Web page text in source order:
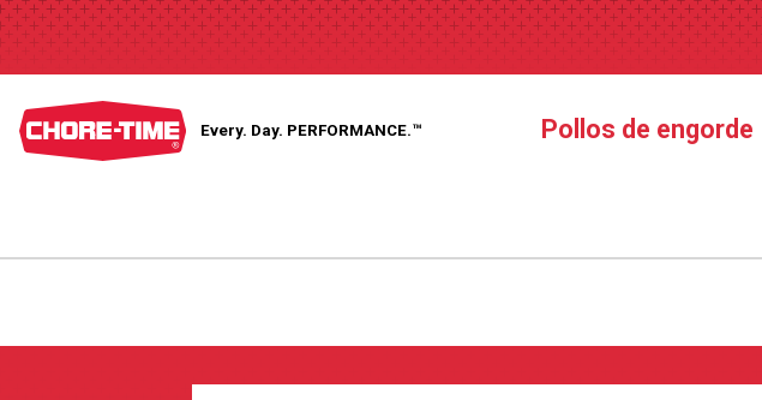
Every. Day. PERFORMANCE.™ Pollos de engorde